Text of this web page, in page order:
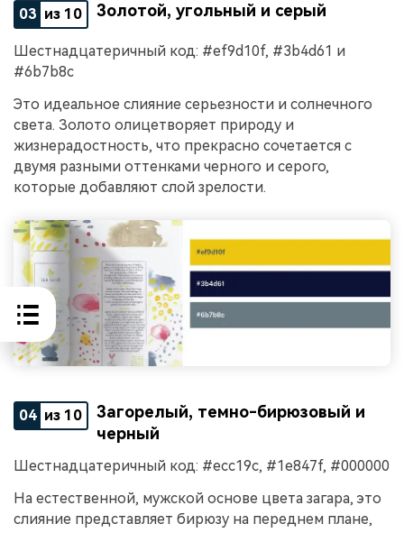
03 из 10 Золотой, угольный и серый
Шестнадцатеричный код: #ef9d10f, #3b4d61 и
#6b7b8c
Это идеальное слияние серьезности и солнечного
света. Золото олицетворяет природу и
жизнерадостность, что прекрасно сочетается с
двумя разными оттенками черного и серого,
которые добавляют слой зрелости.
04 из 10
Загорелый, темно-бирюзовый и
черный
Шестнадцатеричный код: #ecc19c, #1e847f, #000000
На естественной, мужской основе цвета загара, это
слияние представляет бирюзу на переднем плане,